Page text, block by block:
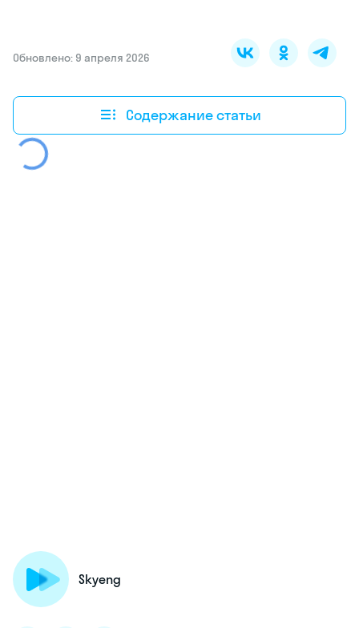
Обновлено: 9 апреля 2026
Содержание статьи
Skyeng